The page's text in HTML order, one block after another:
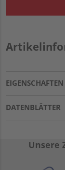
EIGENSCHAFTEN
DATENBLÄTTER
Unsere